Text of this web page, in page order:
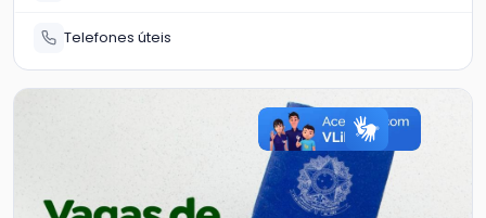
Telefones úteis